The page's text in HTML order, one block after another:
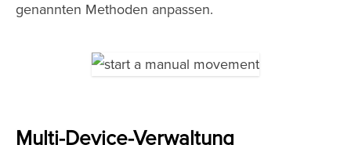
genannten Methoden anpassen.
Multi-Device-Verwaltung